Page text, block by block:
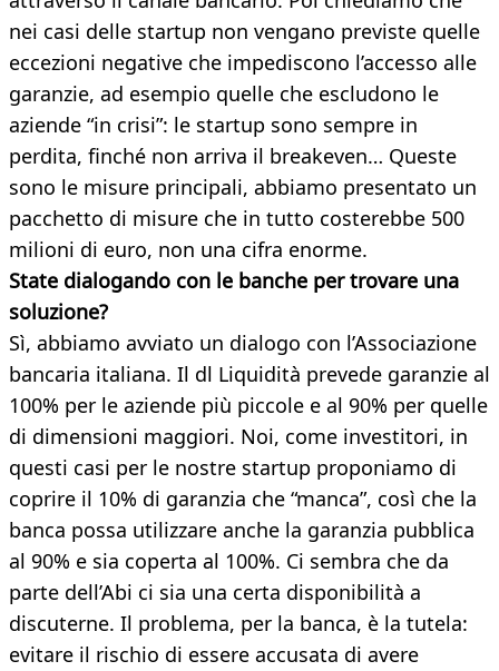
nei casi delle startup non vengano previste quelle
eccezioni negative che impediscono l’accesso alle
garanzie, ad esempio quelle che escludono le
aziende “in crisi”: le startup sono sempre in
perdita, finché non arriva il breakeven… Queste
sono le misure principali, abbiamo presentato un
pacchetto di misure che in tutto costerebbe 500
milioni di euro, non una cifra enorme.
State dialogando con le banche per trovare una
soluzione?
Sì, abbiamo avviato un dialogo con l’Associazione
bancaria italiana. Il dl Liquidità prevede garanzie al
100% per le aziende più piccole e al 90% per quelle
di dimensioni maggiori. Noi, come investitori, in
questi casi per le nostre startup proponiamo di
coprire il 10% di garanzia che “manca”, così che la
banca possa utilizzare anche la garanzia pubblica
al 90% e sia coperta al 100%. Ci sembra che da
parte dell’Abi ci sia una certa disponibilità a
discuterne. Il problema, per la banca, è la tutela:
evitare il rischio di essere accusata di avere